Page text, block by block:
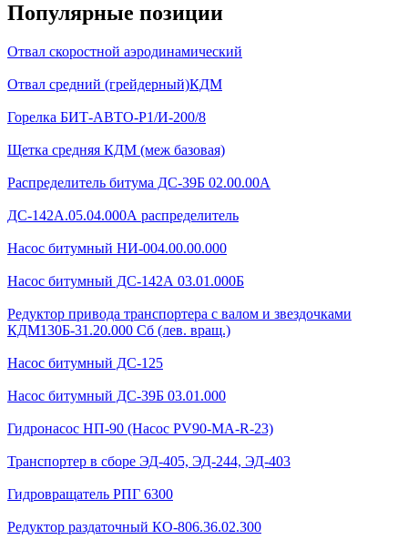
Популярные позиции
Отвал скоростной аэродинамический
Отвал средний (грейдерный)КДМ
Горелка БИТ-АВТО-Р1/И-200/8
Щетка средняя КДМ (меж базовая)
Распределитель битума ДС-39Б 02.00.00А
ДС-142А.05.04.000А распределитель
Насос битумный НИ-004.00.00.000
Насос битумный ДС-142А 03.01.000Б
Редуктор привода транспортера с валом и звездочками
КДМ130Б-31.20.000 Сб (лев. вращ.)
Насос битумный ДС-125
Насос битумный ДС-39Б 03.01.000
Гидронасос НП-90 (Насос PV90-MA-R-23)
Транспортер в сборе ЭД-405, ЭД-244, ЭД-403
Гидровращатель РПГ 6300
Редуктор раздаточный КО-806.36.02.300